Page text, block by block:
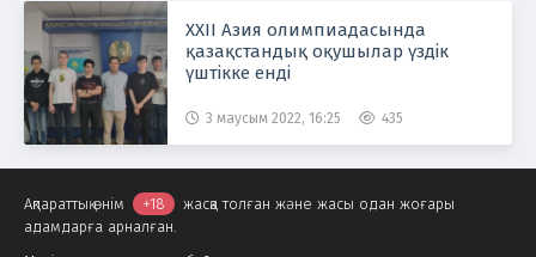
ХХІІ Азия олимпиадасында
қазақстандық оқушылар үздік
үштікке енді
3 маусым 2022, 16:25 435
Ақпараттық өнім +18
жасқа толған және жасы одан жоғары
адамдарға арналған.